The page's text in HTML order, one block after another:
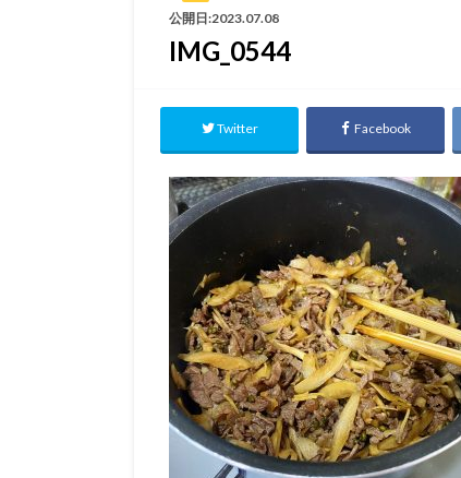
公開日:2023.07.08
IMG_0544
Twitter Facebook